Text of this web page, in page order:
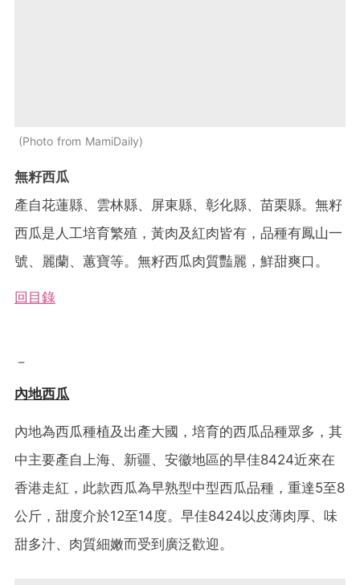
Photo from MamiDaily
無籽西瓜
產自花蓮縣、雲林縣、屏東縣、彰化縣、苗栗縣。無籽
西瓜是人工培育繁殖，黃肉及紅肉皆有，品種有鳳山一
號、麗蘭、蕙寶等。無籽西瓜肉質豔麗，鮮甜爽口。
回目錄
－
內地西瓜
內地為西瓜種植及出產大國，培育的西瓜品種眾多，其
中主要產自上海、新疆、安徽地區的早佳8424近來在
香港走紅，此款西瓜為早熟型中型西瓜品種，重達5至8
公斤，甜度介於12至14度。早佳8424以皮薄肉厚、味
甜多汁、肉質細嫩而受到廣泛歡迎。